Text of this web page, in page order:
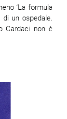
‘La formula
un ospedale.
Cardaci non è